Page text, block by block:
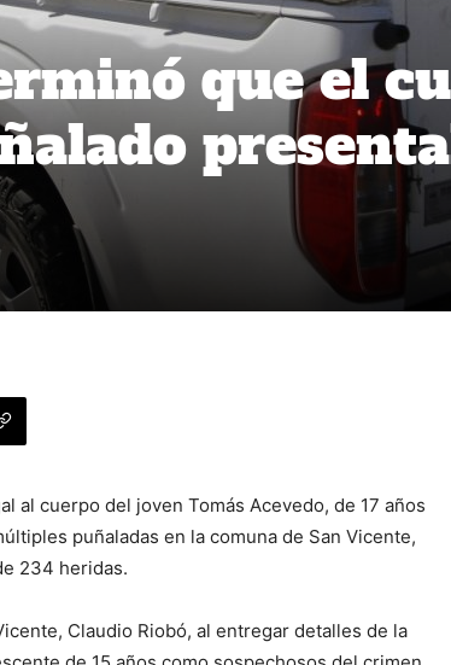
que el
al cuerpo del joven Tomás Acevedo, de 17 años
puñaladas en la comuna de San Vicente,
234 heridas.
Claudio Riobó, al entregar detalles de la